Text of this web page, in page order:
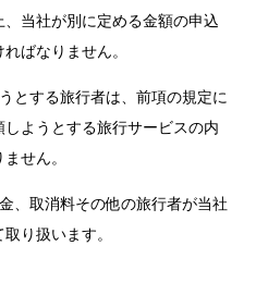
当社が別に定める金額の申込
ばなりません。
とする旅行者は、前項の規定に
ようとする旅行サービスの内
せん。
、取消料その他の旅行者が当社
り扱います。